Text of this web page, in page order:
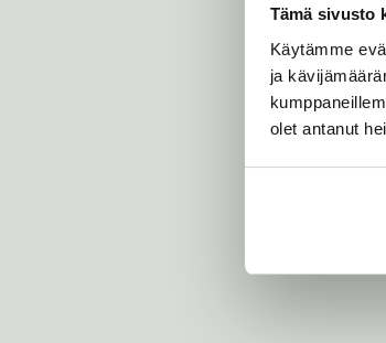
Tämä sivusto
Käytämme
ja
olet antanut